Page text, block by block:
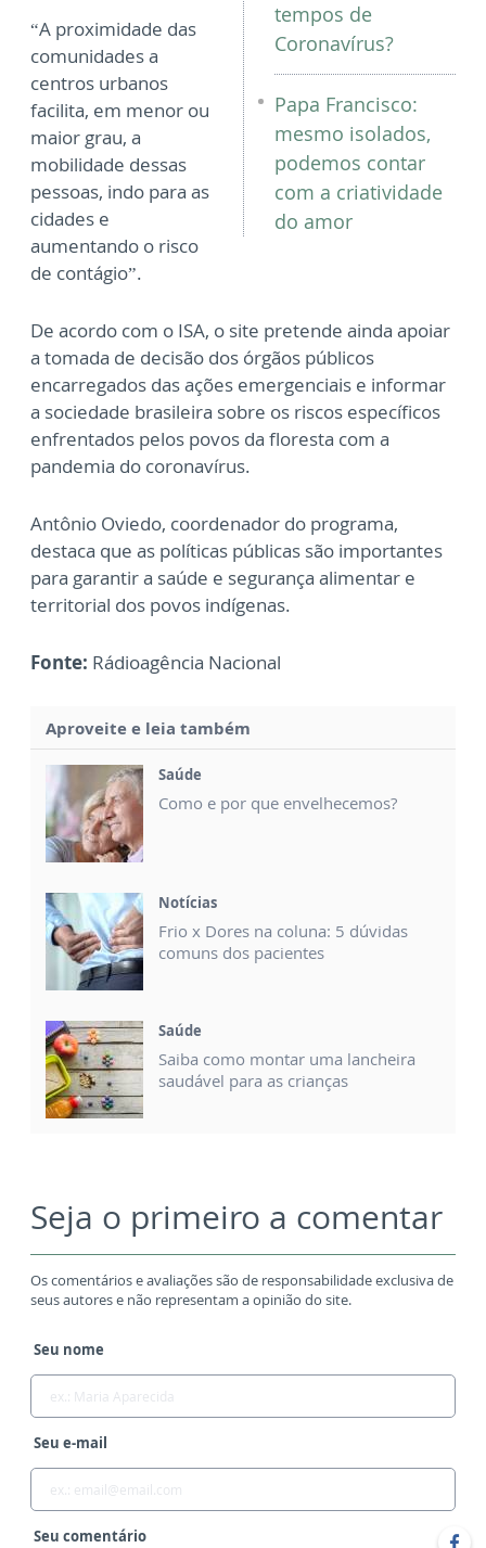
tempos de
Coronavírus?
Papa Francisco:
mesmo isolados,
podemos contar
com a criatividade
do amor
“A proximidade das
comunidades a
centros urbanos
facilita, em menor ou
maior grau, a
mobilidade dessas
pessoas, indo para as
cidades e
aumentando o risco
de contágio”.
De acordo com o ISA, o site pretende ainda apoiar
a tomada de decisão dos órgãos públicos
encarregados das ações emergenciais e informar
a sociedade brasileira sobre os riscos específicos
enfrentados pelos povos da floresta com a
pandemia do coronavírus.
Antônio Oviedo, coordenador do programa,
destaca que as políticas públicas são importantes
para garantir a saúde e segurança alimentar e
territorial dos povos indígenas.
Fonte: Rádioagência Nacional
Aproveite e leia também
Saúde
Como e por que envelhecemos?
Notícias
Frio x Dores na coluna: 5 dúvidas
comuns dos pacientes
Saúde
Saiba como montar uma lancheira
saudável para as crianças
Seja o primeiro a comentar
Os comentários e avaliações são de responsabilidade exclusiva de
seus autores e não representam a opinião do site.
Seu nome
Seu e-mail
Seu comentário